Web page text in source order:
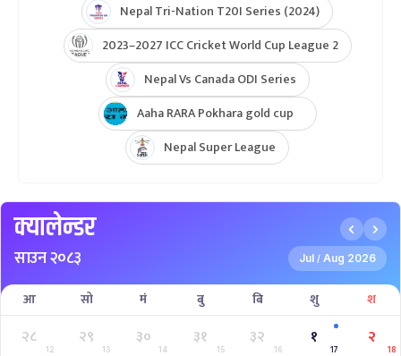
Nepal Tri-Nation T20I Series (2024)
2023–2027 ICC Cricket World Cup League 2
Nepal Vs Canada ODI Series
Aaha RARA Pokhara gold cup
Nepal Super League
क्यालेन्डर
साउन २०८३ Jul / Aug 2026
आ सो मं बु बि शु श
२८
12
२९
13
३०
14
३१
15
३२
16
१
17
२
18